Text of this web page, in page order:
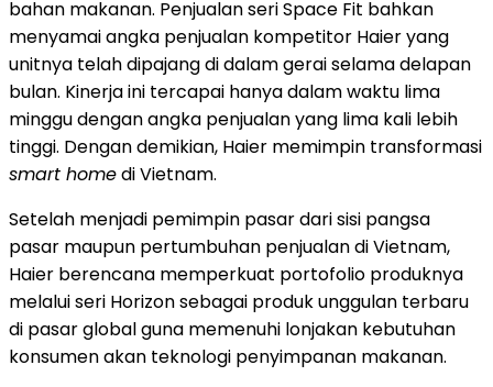
bahan makanan. Penjualan seri Space Fit bahkan
menyamai angka penjualan kompetitor Haier yang
unitnya telah dipajang di dalam gerai selama delapan
bulan. Kinerja ini tercapai hanya dalam waktu lima
minggu dengan angka penjualan yang lima kali lebih
tinggi. Dengan demikian, Haier memimpin transformasi
smart homedi Vietnam.
Setelah menjadi pemimpin pasar dari sisi pangsa
pasar maupun pertumbuhan penjualan di Vietnam,
Haier berencana memperkuat portofolio produknya
melalui seri Horizon sebagai produk unggulan terbaru
di pasar global guna memenuhi lonjakan kebutuhan
konsumen akan teknologi penyimpanan makanan.